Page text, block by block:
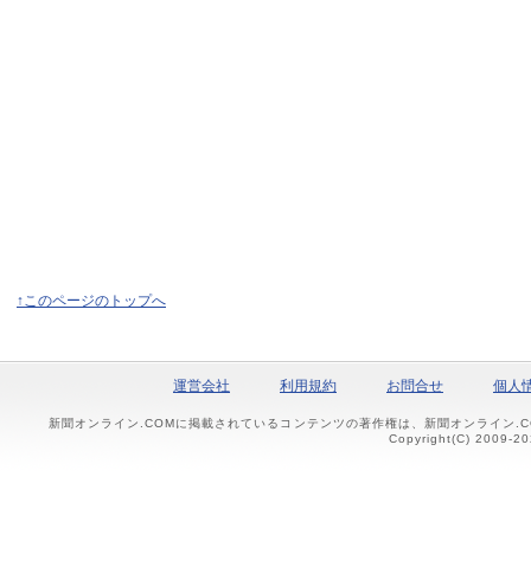
↑このページのトップへ
運営会社 利用規約 お問合せ 個人
新聞オンライン.COMに掲載されているコンテンツの著作権は、新聞オンライン
Copyright(C) 2009-